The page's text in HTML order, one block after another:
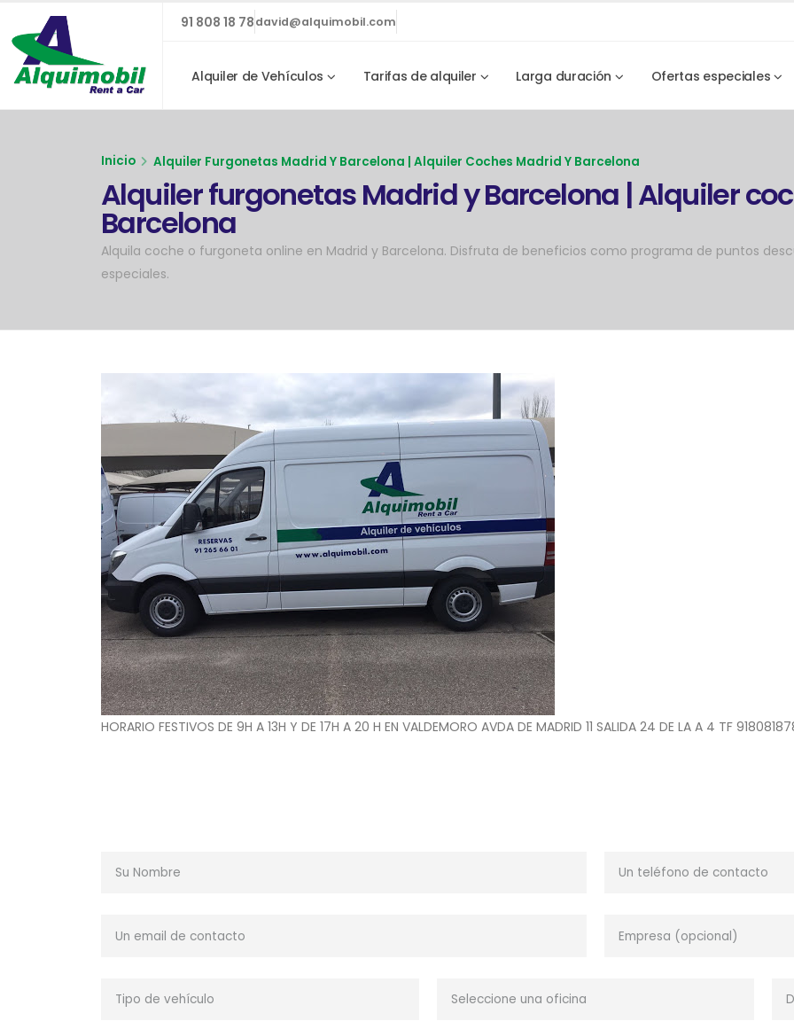
91 808 18 78david@alquimobil.com
Alquiler de Vehículos Tarifas de alquiler Larga duración Ofertas especiales
Inicio Alquiler Furgonetas Madrid Y Barcelona | Alquiler Coches Madrid Y Barcelona
Alquiler furgonetas Madrid y Barcelona | Alquiler
Barcelona
Alquila coche o furgoneta online en Madrid y Barcelona. Disfruta de beneficios como programa de puntos
especiales.
HORARIO FESTIVOS DE 9H A 13H Y DE 17H A 20 H EN VALDEMORO AVDA DE MADRID 11 SALIDA 24 DE LA A 4 TF